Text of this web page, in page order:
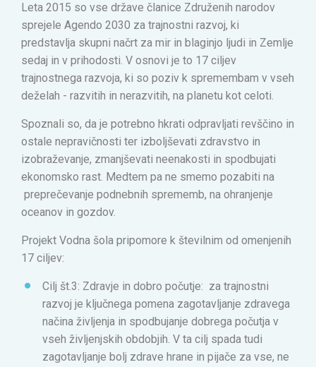
Leta 2015 so vse države članice Združenih narodov
sprejele Agendo 2030 za trajnostni razvoj, ki
predstavlja skupni načrt za mir in blaginjo ljudi in Zemlje
sedaj in v prihodosti. V osnovi je to 17 ciljev
trajnostnega razvoja, ki so poziv k spremembam v vseh
deželah - razvitih in nerazvitih, na planetu kot celoti.
Spoznali so, da je potrebno hkrati odpravljati revščino in
ostale nepravičnosti ter izboljševati zdravstvo in
izobraževanje, zmanjševati neenakosti in spodbujati
ekonomsko rast. Medtem pa ne smemo pozabiti na
preprečevanje podnebnih sprememb, na ohranjenje
oceanov in gozdov.
Projekt Vodna šola pripomore k številnim od omenjenih
17 ciljev:
Cilj št.3: Zdravje in dobro počutje: za trajnostni
razvoj je ključnega pomena zagotavljanje zdravega
načina življenja in spodbujanje dobrega počutja v
vseh življenjskih obdobjih. V ta cilj spada tudi
zagotavljanje bolj zdrave hrane in pijače za vse, ne